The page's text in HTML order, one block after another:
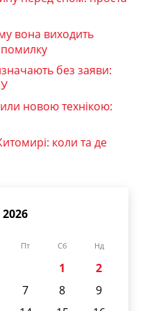
вона виходить
без заяви:
новою технікою:
коли та де
Пт Сб Нд
1
2
7 8
9